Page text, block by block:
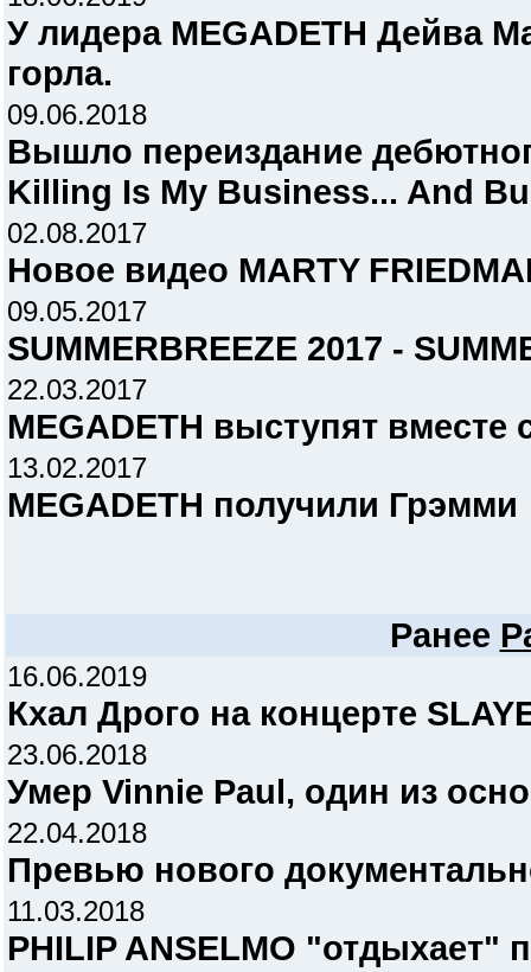
У лидера MEGADETH Дейва
горла.
09.06.2018
Вышло переиздание
Killing Is My Business... And
02.08.2017
Новое видео MARTY
09.05.2017
SUMMERBREEZE 2017 -
22.03.2017
MEGADETH выступят вместе
13.02.2017
MEGADETH получили Грэмми
Ранее
16.06.2019
Кхал Дрого на концерте
23.06.2018
Умер Vinnie Paul, один из
22.04.2018
Превью нового
11.03.2018
PHILIP ANSELMO "отдыхает"